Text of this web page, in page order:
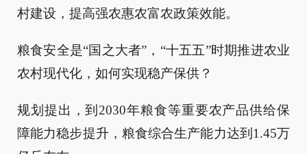
村建设，提高强农惠农富农政策效能。
粮食安全是“国之大者”，“十五五”时期推进农业
农村现代化，如何实现稳产保供？
规划提出，到2030年粮食等重要农产品供给保
障能力稳步提升，粮食综合生产能力达到1.45万